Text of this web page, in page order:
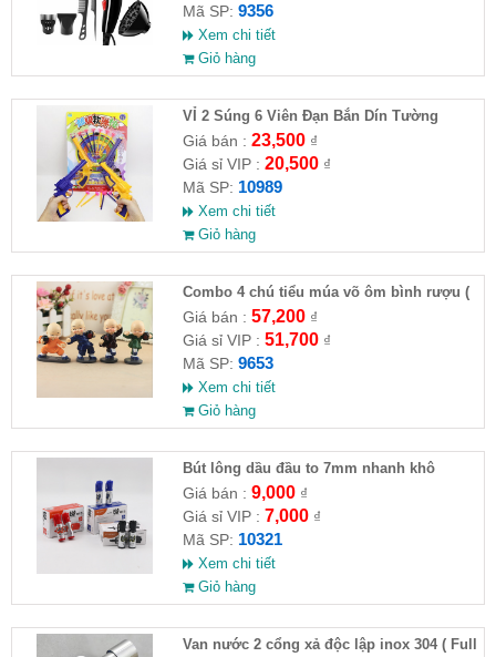
Mã SP: 9356
Xem chi tiết
Giỏ hàng
VỈ 2 Súng 6 Viên Đạn Bắn Dín Tường
Giá bán : 23,500₫
Giá sỉ VIP : 20,500₫
Mã SP: 10989
Xem chi tiết
Giỏ hàng
Combo 4 chú tiểu múa võ ôm bình rượu (
HĐ )
Giá bán : 57,200₫
Giá sỉ VIP : 51,700₫
Mã SP: 9653
Xem chi tiết
Giỏ hàng
Bút lông dầu đầu to 7mm nhanh khô
Giá bán : 9,000₫
Giá sỉ VIP : 7,000₫
Mã SP: 10321
Xem chi tiết
Giỏ hàng
Van nước 2 cổng xả độc lập inox 304 ( Full